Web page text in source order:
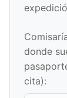
donde
cita):